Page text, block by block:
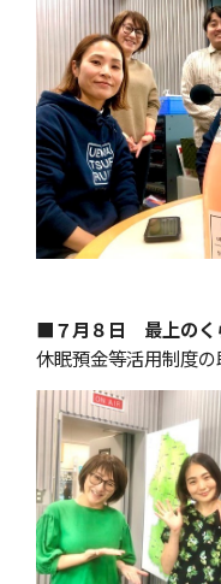
■７月８日 最上のく
休眠預金等活用制度